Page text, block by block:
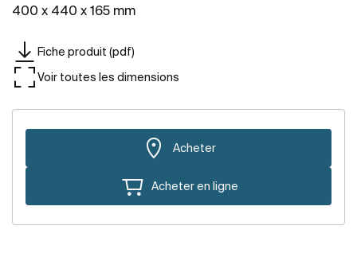
400 x 440 x 165 mm
Fiche produit (pdf)
Voir toutes les dimensions
Acheter
Acheter en ligne